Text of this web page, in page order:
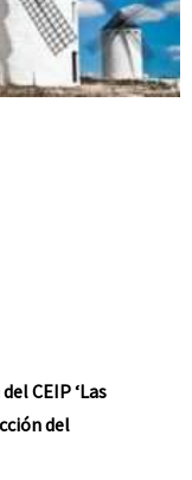
CEIP ‘Las
del